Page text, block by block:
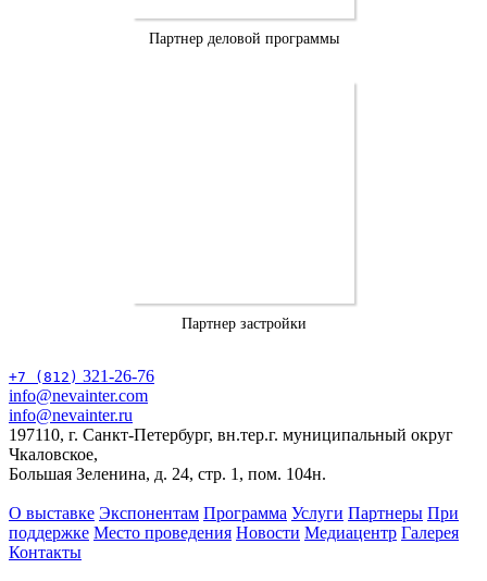
Партнер деловой программы
Партнер застройки
+7 (812) 321-26-76
info@nevainter.com
info@nevainter.ru
197110, г. Санкт-Петербург, вн.тер.г. муниципальный округ
Чкаловское,
Большая Зеленина, д. 24, стр. 1, пом. 104н.
О выставке Экспонентам Программа Услуги Партнеры При
поддержке Место проведения Новости Медиацентр Галерея
Контакты